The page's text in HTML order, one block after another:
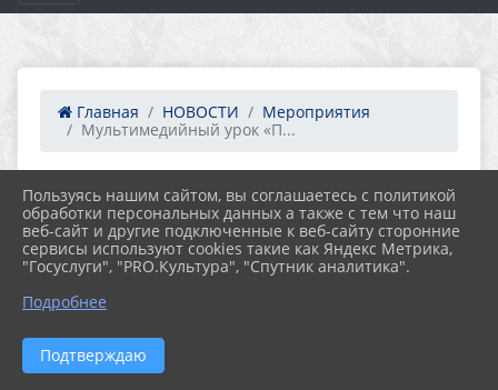
Главная НОВОСТИ
Мероприятия
Мультимедийный урок «П...
18.05.2022 12:24 43
МУЛЬТИМЕДИЙНЫЙ УРОК
«ПУТЕШЕСТВИЕ В ПИОНЕРСКОЕ
ДЕТСТВО»
Пользуясь нашим сайтом, вы соглашаетесь с политикой
обработки персональных данных а также с тем что наш
веб-сайт и другие подключенные к веб-сайту сторонние
сервисы используют cookies такие как Яндекс Метрика,
"Госуслуги", "PRO.Культура", "Спутник аналитика".
Подробнее
Подтверждаю